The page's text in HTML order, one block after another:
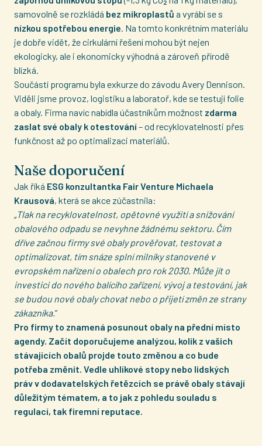
samovolně se rozkládá bez mikroplastů a vyrábí se s
nízkou spotřebou energie . Na tomto konkrétním materiálu
je dobře vidět, že cirkulární řešení mohou být nejen
ekologicky, ale i ekonomicky výhodná a zároveň přírodě
blízká.
Součástí programu byla exkurze do závodu Avery Dennison.
Viděli jsme provoz, logistiku a laboratoř, kde se testují folie
a obaly. Firma navíc nabídla účastníkům možnost zdarma
zaslat své obaly k otestování– od recyklovatelnosti přes
funkčnost až po optimalizaci materiálů.
Naše doporučení
Jak říká ESG konzultantka Fair Venture Michaela
Krausová, která se akce zúčastnila:
Tlak na recyklovatelnost, opětovné využití a snižování
obalového odpadu se nevyhne žádnému sektoru. Čím
dříve začnou firmy své obaly prověřovat, testovat a
optimalizovat, tím snáze splní milníky stanovené v
evropském nařízení o obalech pro rok 2030. Může jít o
investici do nového balícího zařízení, vývoj a testování, jak
se budou nové obaly chovat nebo o přijetí změn ze strany
zákazníka.”
Pro firmy to znamená posunout obaly na přední místo
agendy. Začít doporučujeme analýzou, kolik z vašich
stávajících obalů projde touto změnou a co bude
potřeba změnit. Vedle uhlíkové stopy nebo lidských
práv v dodavatelských řetězcích se právě obaly stávají
důležitým tématem, a to jak z pohledu souladu s
regulací, tak firemní reputace.